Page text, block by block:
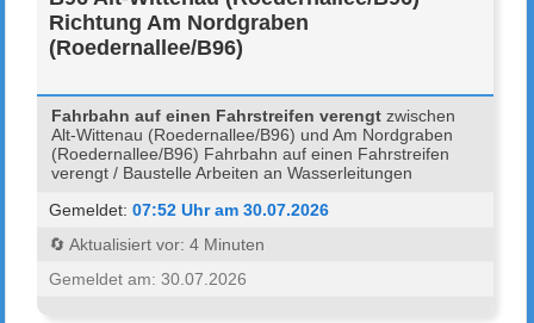
Richtung Am Nordgraben
(Roedernallee/B96)
Fahrbahn auf einen Fahrstreifen verengt zwischen
Alt-Wittenau (Roedernallee/B96) und Am Nordgraben
(Roedernallee/B96) Fahrbahn auf einen Fahrstreifen
verengt / Baustelle Arbeiten an Wasserleitungen
Gemeldet:07:52 Uhr am 30.07.2026
🔄 Aktualisiert vor: 4 Minuten
Gemeldet am: 30.07.2026